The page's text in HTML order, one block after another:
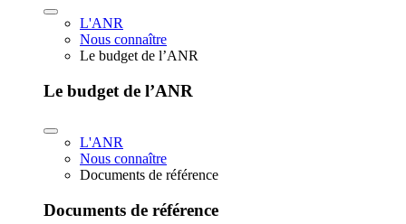
L'ANR
Nous connaître
Le budget de l’ANR
Le budget de l’ANR
L'ANR
Nous connaître
Documents de référence
Documents de référence